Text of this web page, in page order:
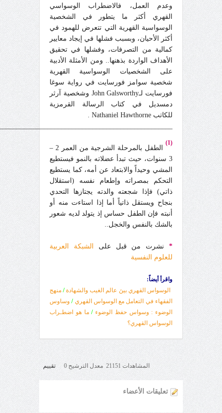
وعدم العمل، فالاضطراب الوسواسي
القهري أكثر ما يتطور في الشخصية
الوسواسية القهرية التي تتعرض للهمود في
أكثر الأحيان، وبسبب فشلها في إيجاد معايير
كمالية من التصرفات، وفشلها في تحقيق
الأهداف الواردة بذهنها.. ومن الأمثلة الأدبية
على الشخصيات الوسواسية القهرية
شخصية سوامز فورسايت في رواية سوغا
فورسايت لـJohn Galsworthy وشخصية آرثر
دمسديل في كتاب الرسالة القرمزية
للكاتب Nathaniel Hawthorne .
(1)
الطفل بالمرحلة الشرجية من العمر 2 –
3 سنوات، حيث تبدأ عضلاته بالنمو فيستطيع
المشي وحيداً والابتعاد عن أمه، كما يستطيع
التحكم بمصراته وإطعام نفسه (استقلال
ذاتي) فإذا شجعته والدته يجتازها التحدي
بنجاح ويستقل ذاتياً أما إذا استاءت منه أو
أنبته فإن الطفل حساس إذ يتولد لديه شعور
بالشك بالنفس والخجل..
* نشرت من قبل على الشبكة العربية
للعلوم النفسية
واقرأ أيضاً:
الوسواس القهري بينَ عالم الغيب والشهادة / منهج
الفقهاء في التعامل مع الوسواس القهري / وساوس
الوضوء : وسواس حفظ الوضوء / ما هو اضطـراب
الوسواس القهري؟
المشاهدات 21151 معدل الترشيح 0 تقييم
تعليقات الأعضاء